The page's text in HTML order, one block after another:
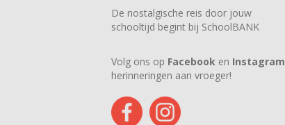
De nostalgische reis door jouw
schooltijd begint bij SchoolBANK
Volg ons op Facebook en Instagram
herinneringen aan vroeger!